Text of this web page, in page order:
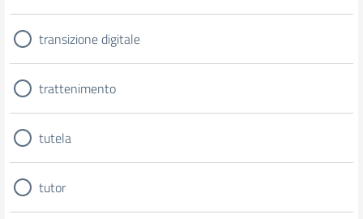
transizione digitale
trattenimento
tutela
tutor